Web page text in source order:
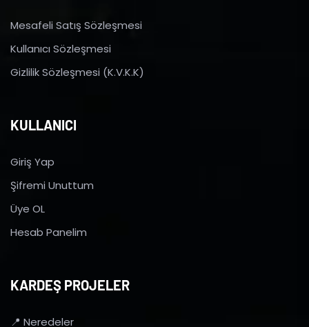
Mesafeli Satış Sözleşmesi
Kullanıcı Sözleşmesi
Gizlilik Sözleşmesi (K.V.K.K)
KULLANICI
Giriş Yap
Şifremi Unuttum
Üye OL
Hesab Panelim
KARDEŞ PROJELER
📍 Neredeler